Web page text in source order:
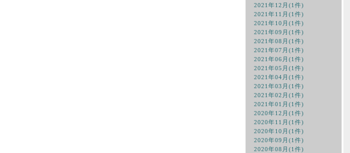
2021年12月(1件)
2021年11月(1件)
2021年10月(1件)
2021年09月(1件)
2021年08月(1件)
2021年07月(1件)
2021年06月(1件)
2021年05月(1件)
2021年04月(1件)
2021年03月(1件)
2021年02月(1件)
2021年01月(1件)
2020年12月(1件)
2020年11月(1件)
2020年10月(1件)
2020年09月(1件)
2020年08月(1件)